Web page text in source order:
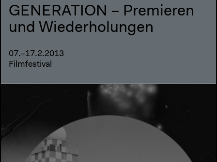
GENERATION – Premieren
und Wiederholungen
07.–17.2.2013
Filmfestival